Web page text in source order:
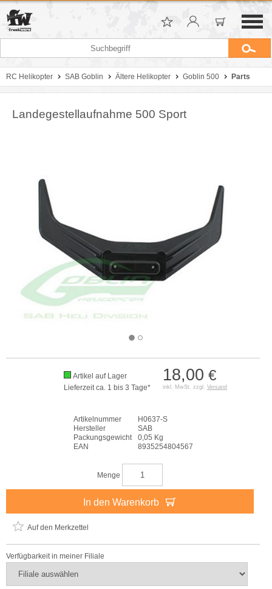
RC Helikopter SAB Goblin Ältere Helikopter Goblin 500 Parts
Landegestellaufnahme 500 Sport
18,00 €
inkl. MwSt. zzgl. Versand
Artikel auf Lager
Lieferzeit ca. 1 bis 3 Tage*
Artikelnummer
H0637-S
Hersteller
SAB
Packungsgewicht
0,05 Kg
EAN
8935254804567
Menge
In den Warenkorb
Auf den Merkzettel
Verfügbarkeit in meiner Filiale